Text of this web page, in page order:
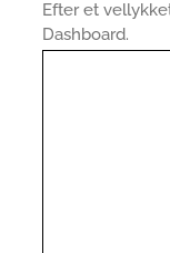
Efter et
Dashboard.